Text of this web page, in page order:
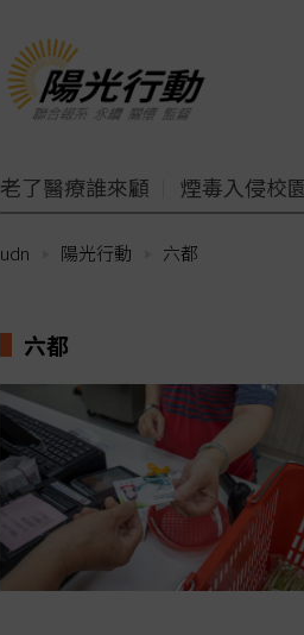
老了醫療誰來顧 煙毒入侵校
udn 陽光行動 六都
六都